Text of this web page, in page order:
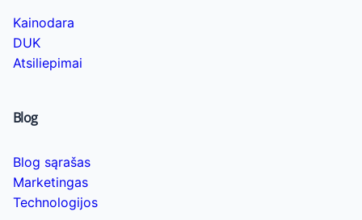
Kainodara
DUK
Atsiliepimai
Blog
Blog sąrašas
Marketingas
Technologijos